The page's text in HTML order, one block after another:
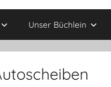
Unser Büchlein